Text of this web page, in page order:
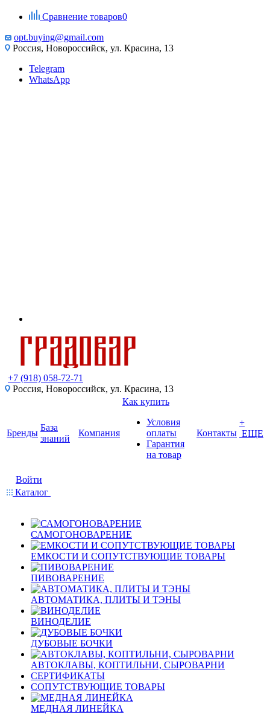
Сравнение товаров0
opt.buying@gmail.com
Россия, Новороссийск, ул. Красина, 13
Telegram
WhatsApp
+7 (918) 058-72-71
Россия, Новороссийск, ул. Красина, 13
Бренды
База
знаний
Компания
Как купить
Условия
оплаты
Гарантия
на товар
Контакты
+
ЕЩЕ
Войти
Каталог
САМОГОНОВАРЕНИЕ
ЕМКОСТИ И СОПУТСТВУЮЩИЕ ТОВАРЫ
ПИВОВАРЕНИЕ
АВТОМАТИКА, ПЛИТЫ И ТЭНЫ
ВИНОДЕЛИЕ
ДУБОВЫЕ БОЧКИ
АВТОКЛАВЫ, КОПТИЛЬНИ, СЫРОВАРНИ
СЕРТИФИКАТЫ
СОПУТСТВУЮЩИЕ ТОВАРЫ
МЕДНАЯ ЛИНЕЙКА